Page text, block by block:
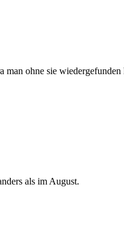
ohne sie
als im August.